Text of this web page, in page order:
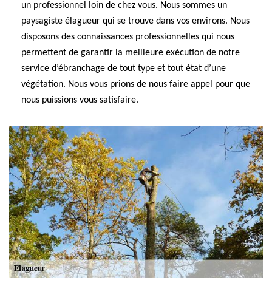
un professionnel loin de chez vous. Nous sommes un
paysagiste élagueur qui se trouve dans vos environs. Nous
disposons des connaissances professionnelles qui nous
permettent de garantir la meilleure exécution de notre
service d’ébranchage de tout type et tout état d’une
végétation. Nous vous prions de nous faire appel pour que
nous puissions vous satisfaire.